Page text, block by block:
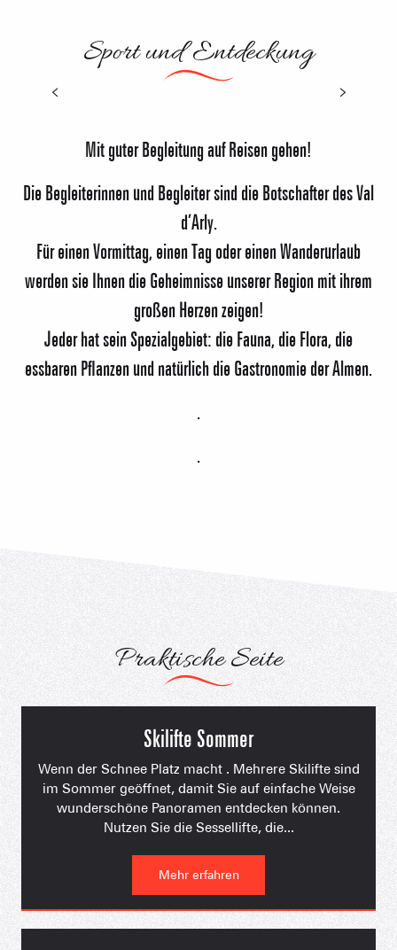
Sport und Entdeckung
Mit guter Begleitung auf Reisen gehen!
Die Begleiterinnen und Begleiter sind die Botschafter des Val
d’Arly.
Für einen Vormittag, einen Tag oder einen Wanderurlaub
werden sie Ihnen die Geheimnisse unserer Region mit ihrem
großen Herzen zeigen!
Jeder hat sein Spezialgebiet: die Fauna, die Flora, die
essbaren Pflanzen und natürlich die Gastronomie der Almen.
.
.
Unsere Begleiter
Entdecken Sie unsere Landschaften dank
professioneller Hilfe mit einem „anderen“ Blick
Praktische Seite
Skilifte Sommer
Wenn der Schnee Platz macht . Mehrere Skilifte sind
im Sommer geöffnet, damit Sie auf einfache Weise
wunderschöne Panoramen entdecken können.
Nutzen Sie die Sessellifte, die...
Mehr erfahren